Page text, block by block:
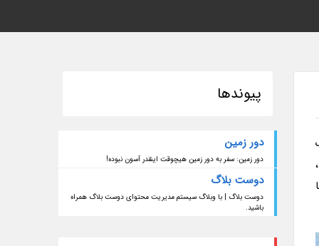
پیوندها
دور زمین
دور زمین: سفر به دور زمین هیچوقت اینقدر آسون نبوده!
دوست بلاگ
دوست بلاگ | با وبلاگ سیستم مدیریت محتوای دوست بلاگ همراه
باشید.